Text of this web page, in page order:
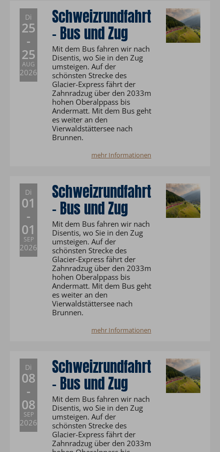
Di
25
-
25
AUG
2026
Schweizrundfahrt
- Bus und Zug
Mit dem Bus fahren wir nach
Disentis, wo Sie in den Zug
umsteigen. Auf der
schönsten Strecke des
Glacier-Express fährt der
Zahnradzug über den 2033m
hohen Oberalppass bis
Andermatt. Mit dem Bus geht
es weiter an den
Vierwaldstättersee nach
Brunnen.
mehr Informationen
Di
01
-
01
SEP
2026
Schweizrundfahrt
- Bus und Zug
Mit dem Bus fahren wir nach
Disentis, wo Sie in den Zug
umsteigen. Auf der
schönsten Strecke des
Glacier-Express fährt der
Zahnradzug über den 2033m
hohen Oberalppass bis
Andermatt. Mit dem Bus geht
es weiter an den
Vierwaldstättersee nach
Brunnen.
mehr Informationen
Di
08
-
08
SEP
2026
Schweizrundfahrt
- Bus und Zug
Mit dem Bus fahren wir nach
Disentis, wo Sie in den Zug
umsteigen. Auf der
schönsten Strecke des
Glacier-Express fährt der
Zahnradzug über den 2033m